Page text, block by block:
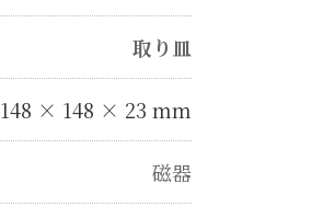
取り皿
148 × 148 × 23 mm
磁器